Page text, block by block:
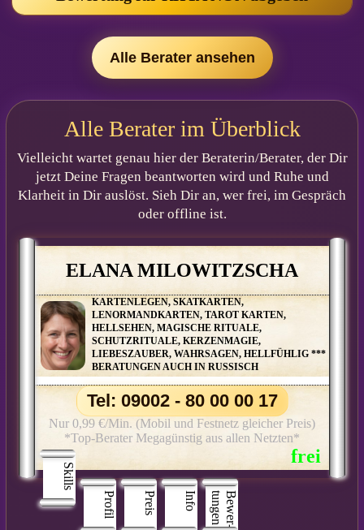
Alle Berater ansehen
Alle Berater im Überblick
Vielleicht wartet genau hier der Beraterin/Berater, der Dir
jetzt Deine Fragen beantworten wird und Ruhe und
Klarheit in Dir auslöst. Sieh Dir an, wer frei, im Gespräch
oder offline ist.
ELANA MILOWITZSCHA
KARTENLEGEN, SKATKARTEN,
LENORMANDKARTEN, TAROT KARTEN,
HELLSEHEN, MAGISCHE RITUALE,
SCHUTZRITUALE, KERZENMAGIE,
LIEBESZAUBER, WAHRSAGEN, HELLFÜHLIG ***
BERATUNGEN AUCH IN RUSSISCH
Skills
Profil
Preis Info B
e
w
e
r
­
t
u
n
g
e
n
Tel: 09002 - 80 00 00 17
Nur 0,99 €/Min. (Mobil und Festnetz gleicher Preis)
*Top-Berater Megagünstig aus allen Netzten*